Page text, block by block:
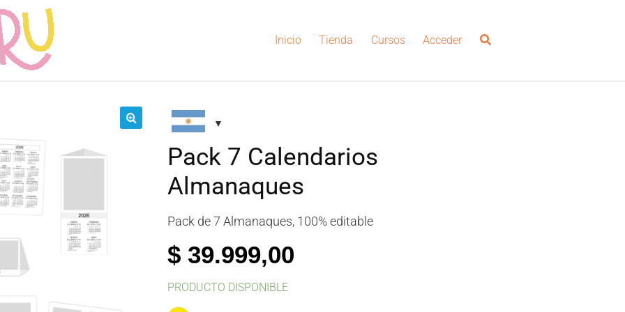
Inicio Tienda Cursos Acceder
Pack 7 Calendarios
Almanaques
Pack de 7 Almanaques, 100% editable
$ 39.999,00
PRODUCTO DISPONIBLE